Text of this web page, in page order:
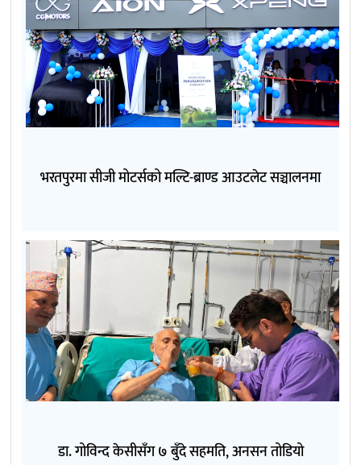
भरतपुरमा सीजी मोटर्सको मल्टि-ब्राण्ड आउटलेट सञ्चालनमा
डा. गोविन्द केसीसँग ७ बुँदे सहमति, अनसन तोडियो